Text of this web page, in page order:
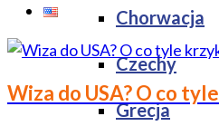
Chorwacja
Czechy
Grecja
Wiza do USA? O co